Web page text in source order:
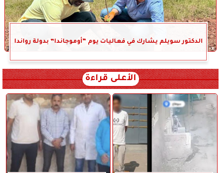
الدكتور سويلم يشارك في فعاليات يوم “أوموجاندا” بدولة رواندا
الأعلى قراءة